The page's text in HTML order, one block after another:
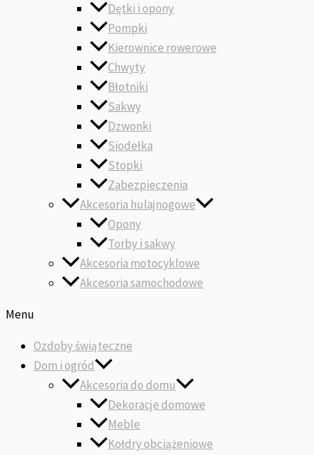
Dętki i opony
Pompki
Kierownice rowerowe
Chwyty
Błotniki
Sakwy
Dzwonki
Siodełka
Stopki
Zabezpieczenia
Akcesoria hulajnogowe
Opony
Torby i sakwy
Akcesoria motocyklowe
Akcesoria samochodowe
Menu
Ozdoby świąteczne
Dom i ogród
Akcesoria do domu
Dekoracje domowe
Meble
Kołdry obciążeniowe